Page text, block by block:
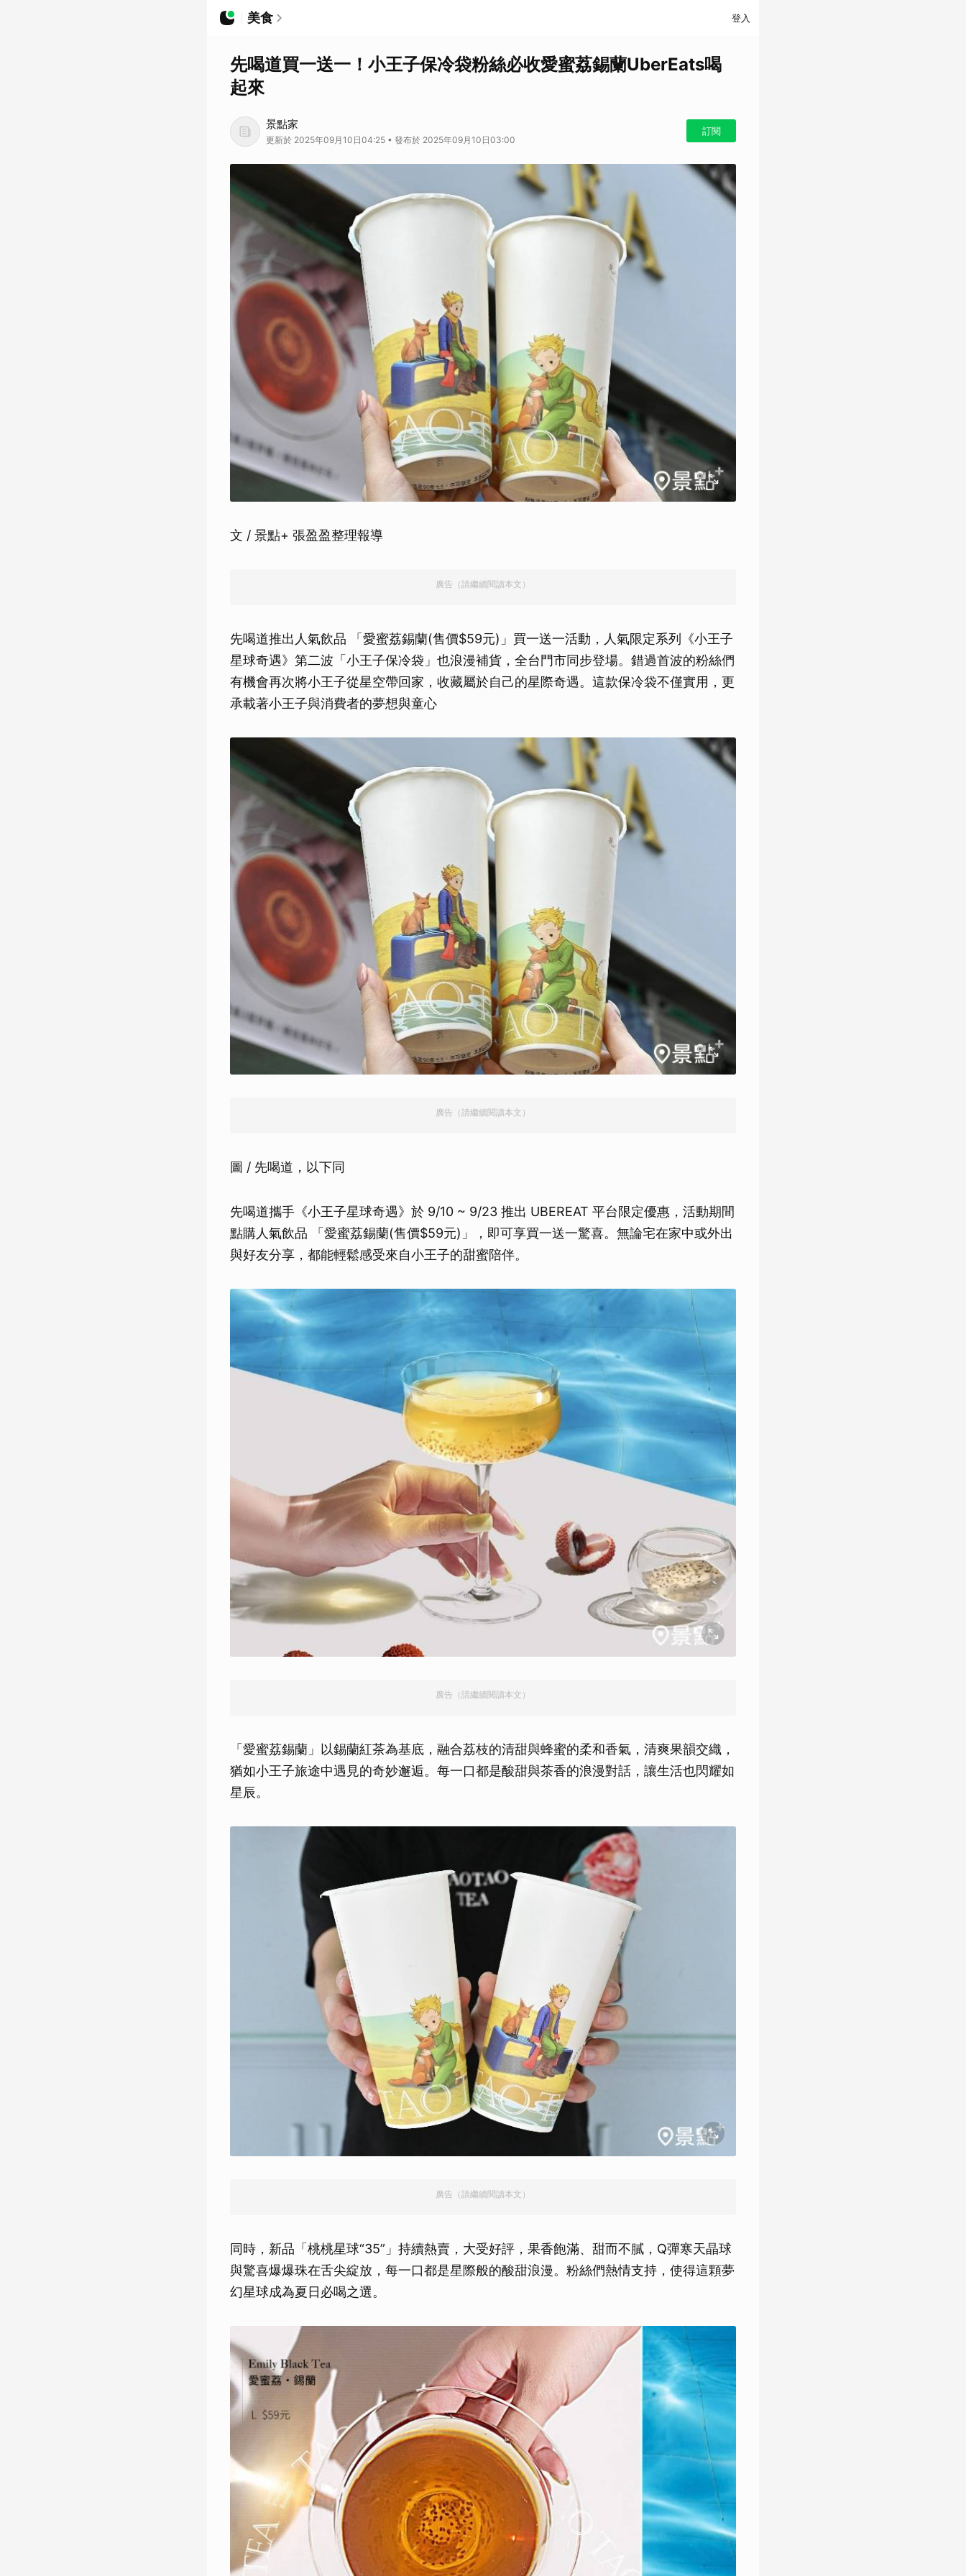
美食 登入
先喝道買一送一！小王子保冷袋粉絲必收愛蜜荔錫蘭UberEats喝
起來
景點家
更新於 2025年09月10日04:25 • 發布於 2025年09月10日03:00
訂閱
文 / 景點+ 張盈盈整理報導
廣告（請繼續閱讀本文）
先喝道推出人氣飲品 「愛蜜荔錫蘭(售價$59元)」買一送一活動，人氣限定系列《小王子
星球奇遇》第二波「小王子保冷袋」也浪漫補貨，全台門市同步登場。錯過首波的粉絲們
有機會再次將小王子從星空帶回家，收藏屬於自己的星際奇遇。這款保冷袋不僅實用，更
承載著小王子與消費者的夢想與童心
廣告（請繼續閱讀本文）
圖 / 先喝道，以下同
先喝道攜手《小王子星球奇遇》於 9/10 ~ 9/23 推出 UBEREAT 平台限定優惠，活動期間
點購人氣飲品 「愛蜜荔錫蘭(售價$59元)」，即可享買一送一驚喜。無論宅在家中或外出
與好友分享，都能輕鬆感受來自小王子的甜蜜陪伴。
廣告（請繼續閱讀本文）
「愛蜜荔錫蘭」以錫蘭紅茶為基底，融合荔枝的清甜與蜂蜜的柔和香氣，清爽果韻交織，
猶如小王子旅途中遇見的奇妙邂逅。每一口都是酸甜與茶香的浪漫對話，讓生活也閃耀如
星辰。
廣告（請繼續閱讀本文）
同時，新品「桃桃星球“35”」持續熱賣，大受好評，果香飽滿、甜而不膩，Q彈寒天晶球
與驚喜爆爆珠在舌尖綻放，每一口都是星際般的酸甜浪漫。粉絲們熱情支持，使得這顆夢
幻星球成為夏日必喝之選。